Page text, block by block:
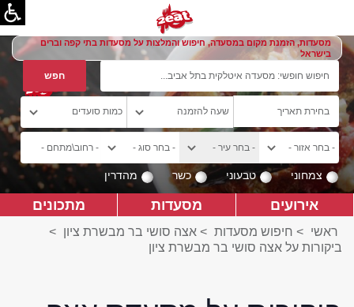
מסעדות, הזמנת מקום במסעדה, חיפוש והמלצות על מסעדות בתי קפה וברים
בישראל
צמחוני טבעוני כשר מהדרין
אירועים מסעדות מתכונים
ראשי > חיפוש מסעדות > אצה סושי בר מבשרת ציון >
ביקורות על אצה סושי בר מבשרת ציון